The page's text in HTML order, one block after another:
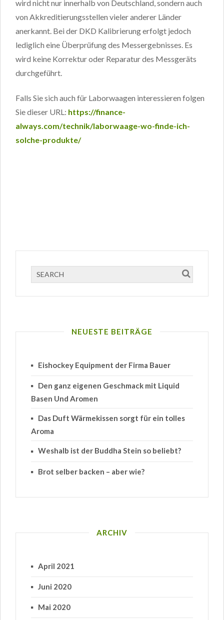
wird nicht nur innerhalb von Deutschland, sondern auch
von Akkreditierungsstellen vieler anderer Länder
anerkannt. Bei der DKD Kalibrierung erfolgt jedoch
lediglich eine Überprüfung des Messergebnisses. Es
wird keine Korrektur oder Reparatur des Messgeräts
durchgeführt.
Falls Sie sich auch für Laborwaagen interessieren folgen
Sie dieser URL: https://finance-
always.com/technik/laborwaage-wo-finde-ich-
solche-produkte/
NEUESTE BEITRÄGE
Eishockey Equipment der Firma Bauer
Den ganz eigenen Geschmack mit Liquid
Basen Und Aromen
Das Duft Wärmekissen sorgt für ein tolles
Aroma
Weshalb ist der Buddha Stein so beliebt?
Brot selber backen – aber wie?
ARCHIV
April 2021
Juni 2020
Mai 2020